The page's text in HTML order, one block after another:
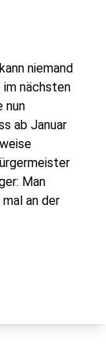
niemand
im nächsten
nun
ab Januar
Man
an der